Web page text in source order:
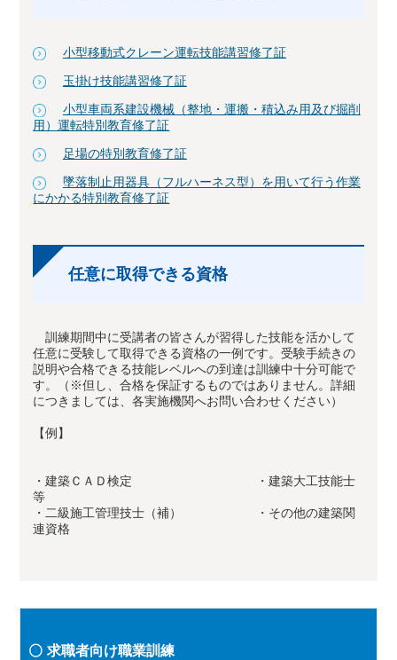
小型移動式クレーン運転技能講習修了証
玉掛け技能講習修了証
小型車両系建設機械（整地・運搬・積込み用及び掘削
用）運転特別教育修了証
足場の特別教育修了証
墜落制止用器具（フルハーネス型）を用いて行う作業
にかかる特別教育修了証
任意に取得できる資格
訓練期間中に受講者の皆さんが習得した技能を活かして
任意に受験して取得できる資格の一例です。受験手続きの
説明や合格できる技能レベルへの到達は訓練中十分可能で
す。（※但し、合格を保証するものではありません。詳細
につきましては、各実施機関へお問い合わせください）
【例】
・建築ＣＡＤ検定 ・建築大工技能士
等
・二級施工管理技士（補） ・その他の建築関
連資格
求職者向け職業訓練